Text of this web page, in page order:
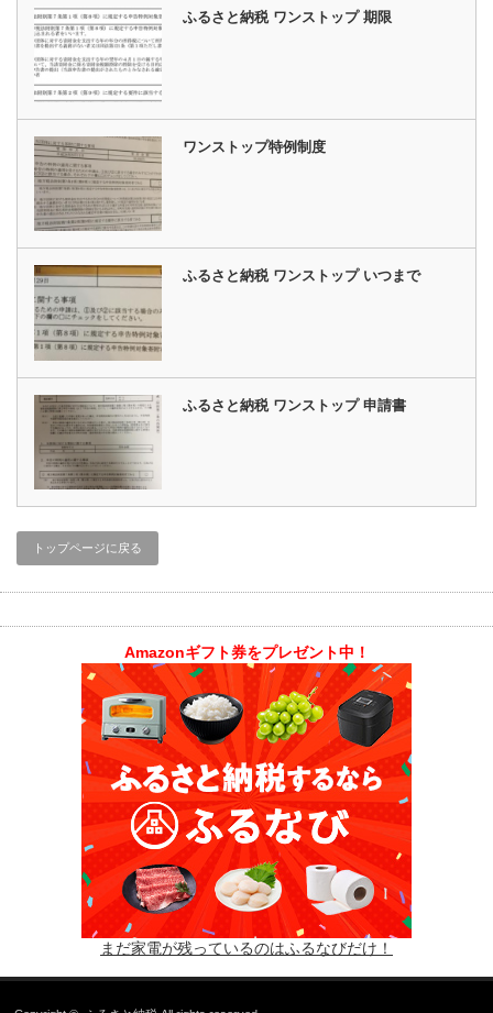
ふるさと納税 ワンストップ 期限
ワンストップ特例制度
ふるさと納税 ワンストップ いつまで
ふるさと納税 ワンストップ 申請書
トップページに戻る
Amazonギフト券をプレゼント中！
まだ家電が残っているのはふるなびだけ！